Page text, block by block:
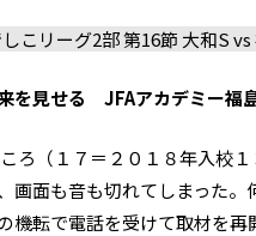
こリーグ2部 第16節 大和S vs
を見せる JFAアカデミー福
ろ（１７＝２０１８年入校
画面も音も切れてしまった
機転で電話を受けて取材を